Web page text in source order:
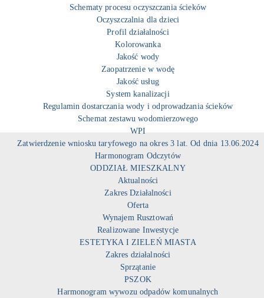
Schematy procesu oczyszczania ścieków
Oczyszczalnia dla dzieci
Profil działalności
Kolorowanka
Jakość wody
Zaopatrzenie w wodę
Jakość usług
System kanalizacji
Regulamin dostarczania wody i odprowadzania ścieków
Schemat zestawu wodomierzowego
WPI
Zatwierdzenie wniosku taryfowego na okres 3 lat. Od dnia 13.06.2024
Harmonogram Odczytów
ODDZIAŁ MIESZKALNY
Aktualności
Zakres Działalności
Oferta
Wynajem Rusztowań
Realizowane Inwestycje
ESTETYKA I ZIELEŃ MIASTA
Zakres działalności
Sprzątanie
PSZOK
Harmonogram wywozu odpadów komunalnych